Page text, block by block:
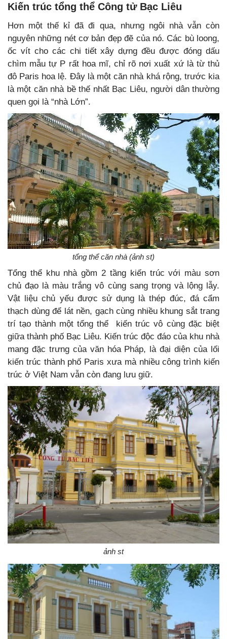
Kiến trúc tổng thể Công tử Bạc Liêu
Hơn một thế kỉ đã đi qua, nhưng ngôi nhà vẫn còn
nguyên những nét cơ bản đẹp đẽ của nó. Các bù loong,
ốc vít cho các chi tiết xây dựng đều được đóng dấu
chìm mẫu tự P rất hoa mĩ, chỉ rõ nơi xuất xứ là từ thủ
đô Paris hoa lệ. Đây là một căn nhà khá rộng, trước kia
là một căn nhà bề thế nhất Bạc Liêu, người dân thường
quen gọi là “nhà Lớn”.
tổng thể căn nhà (ảnh st)
Tổng thể khu nhà gồm 2 tầng kiến trúc với màu sơn
chủ đạo là màu trắng vô cùng sang trọng và lộng lẫy.
Vật liệu chủ yếu được sử dụng là thép đúc, đá cẩm
thạch dùng để lát nền, gạch cùng nhiều khung sắt trang
trí tạo thành một tổng thể kiến trúc vô cùng đặc biệt
giữa thành phố Bạc Liêu. Kiến trúc độc đáo của khu nhà
mang đặc trưng của văn hóa Pháp, là đại diện của lối
kiến trúc thành phố Paris xưa mà nhiều công trình kiến
trúc ở Việt Nam vẫn còn đang lưu giữ.
ảnh st